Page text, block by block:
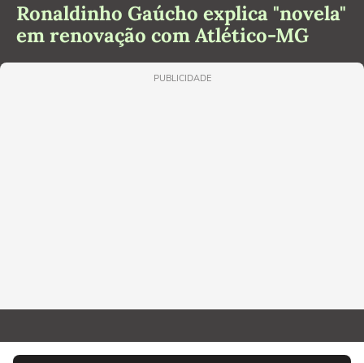
Ronaldinho Gaúcho explica "novela"
em renovação com Atlético-MG
PUBLICIDADE